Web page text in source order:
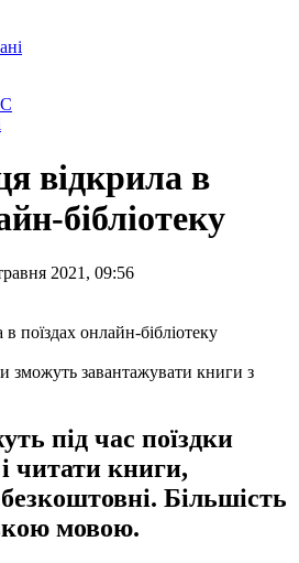
відкрила в
бібліотеку
2021, 09:56
зможуть завантажувати книги з
під час поїздки
читати книги,
Більшість
мовою.